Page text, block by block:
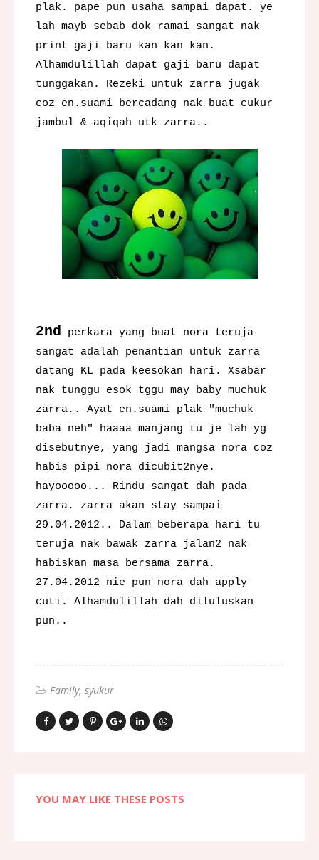
plak. pape pun usaha sampai dapat. ye
lah mayb sebab dok ramai sangat nak
print gaji baru kan kan kan.
Alhamdulillah dapat gaji baru dapat
tunggakan. Rezeki untuk zarra jugak
coz en.suami bercadang nak buat cukur
jambul & aqiqah utk zarra..
2nd perkara yang buat nora teruja
sangat adalah penantian untuk zarra
datang KL pada keesokan hari. Xsabar
nak tunggu esok tggu may baby muchuk
zarra.. Ayat en.suami plak "muchuk
baba neh" haaaa manjang tu je lah yg
disebutnye, yang jadi mangsa nora coz
habis pipi nora dicubit2nye.
hayooooo... Rindu sangat dah pada
zarra. zarra akan stay sampai
29.04.2012.. Dalam beberapa hari tu
teruja nak bawak zarra jalan2 nak
habiskan masa bersama zarra.
27.04.2012 nie pun nora dah apply
cuti. Alhamdulillah dah diluluskan
pun..
Family syukur
YOU MAY LIKE THESE POSTS